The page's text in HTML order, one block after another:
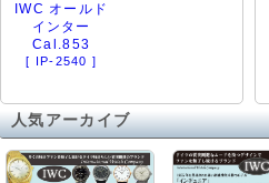
IWC オールド
インター
Cal.853
[ IP-2540 ]
人気アーカイブ